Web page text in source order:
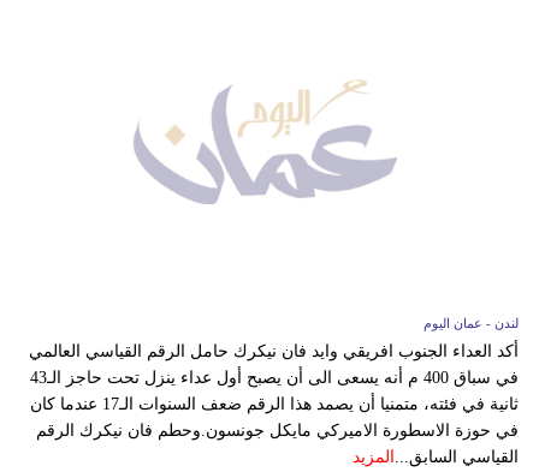
لندن - عمان اليوم
أكد العداء الجنوب افريقي وايد فان نيكرك حامل الرقم القياسي العالمي
في سباق 400 م أنه يسعى الى أن يصبح أول عداء ينزل تحت حاجز الـ43
ثانية في فئته، متمنيا أن يصمد هذا الرقم ضعف السنوات الـ17 عندما كان
في حوزة الاسطورة الاميركي مايكل جونسون.وحطم فان نيكرك الرقم
القياسي السابق... المزيد